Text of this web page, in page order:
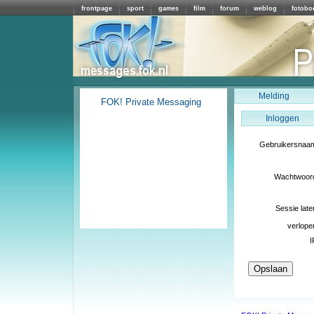
frontpage sport games film forum weblog
Melding
Inloggen
Sessie
FOK! Private Messaging